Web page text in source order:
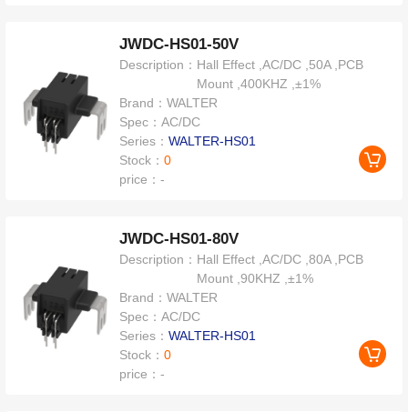
JWDC-HS01-50V
Description： Hall Effect ,AC/DC ,50A ,PCB
Mount ,400KHZ ,±1%
Brand：WALTER
Spec：AC/DC
Series：WALTER-HS01
Stock：0
price：-
JWDC-HS01-80V
Description： Hall Effect ,AC/DC ,80A ,PCB
Mount ,90KHZ ,±1%
Brand：WALTER
Spec：AC/DC
Series：WALTER-HS01
Stock：0
price：-